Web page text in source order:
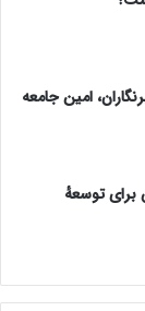
امین جامعه
برای توسعهٔ